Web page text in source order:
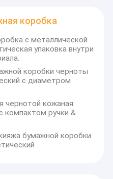
коробка
с металлической
упаковка внутри
коробки черноты
с диаметром
чернотой кожаная
компактом ручки &
бумажной коробки